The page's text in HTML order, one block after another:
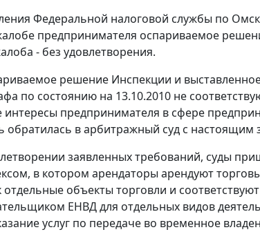
Федеральной налоговой службы по
предпринимателя оспариваемое
- без удовлетворения.
решение Инспекции и
по состоянию на 13.10.2010 не
интересы предпринимателя в сфере
обратилась в арбитражный суд с настоящим
заявленных требований, суды
в котором арендаторы арендуют
отдельные объекты торговли и
ЕНВД для отдельных видов
услуг по передаче во временное